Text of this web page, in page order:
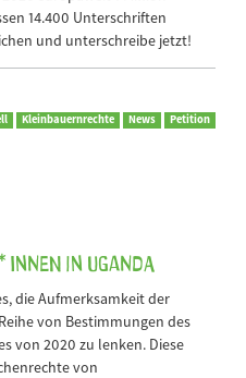
14.400 Unterschriften
und unterschreibe jetzt!
Kleinbauernrechte News Petition
in Uganda
die Aufmerksamkeit der
von Bestimmungen des
von 2020 zu lenken. Diese
von